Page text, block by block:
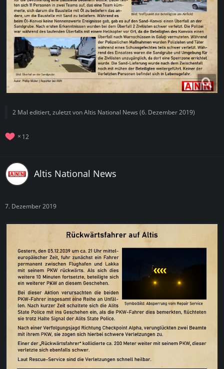
2 Mal editiert, zuletzt vonAltis National News (6. Dezember 2019)
12
Altis National News
7. Dezember 2019